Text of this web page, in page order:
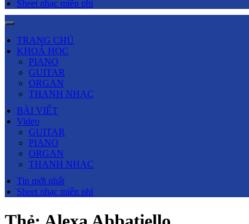
Sheet nhạc miễn phí
TRANG CHỦ
KHOÁ HỌC
PIANO
GUITAR
ORGAN
THANH NHẠC
BÀI VIẾT
Video
GUITAR
PIANO
ORGAN
THANH NHẠC
Tin mới nhất
Sheet nhạc miễn phí